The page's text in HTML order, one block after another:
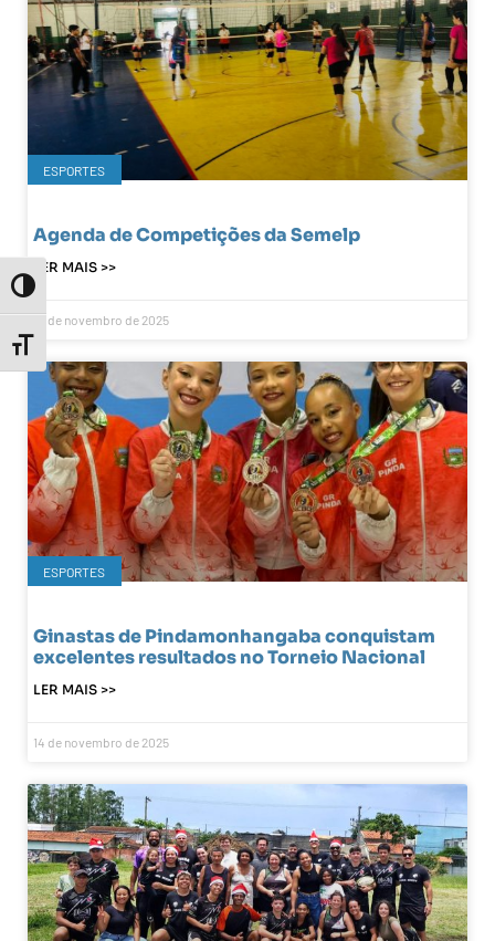
Toggle High Contrast
Toggle Font size
ESPORTES
Agenda de Competições da Semelp
LER MAIS >>
14 de novembro de 2025
ESPORTES
Ginastas de Pindamonhangaba conquistam
excelentes resultados no Torneio Nacional
LER MAIS >>
14 de novembro de 2025